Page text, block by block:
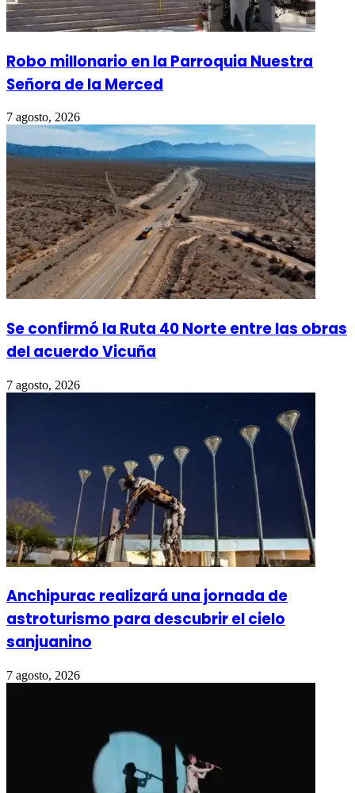
Robo millonario en la Parroquia Nuestra
Señora de la Merced
7 agosto, 2026
Se confirmó la Ruta 40 Norte entre las obras
del acuerdo Vicuña
7 agosto, 2026
Anchipurac realizará una jornada de
astroturismo para descubrir el cielo
sanjuanino
7 agosto, 2026